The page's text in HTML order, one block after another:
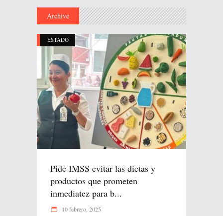
Archive
ESTADO
Pide IMSS evitar las dietas y
productos que prometen
inmediatez para b...
10 febrero, 2025